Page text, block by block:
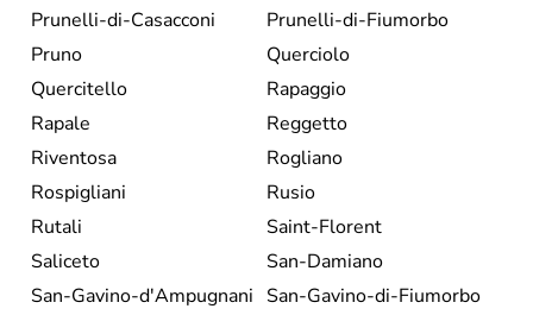
Prunelli-di-Casacconi
Prunelli-di-Fiumorbo
Pruno
Querciolo
Quercitello
Rapaggio
Rapale
Reggetto
Riventosa
Rogliano
Rospigliani
Rusio
Rutali
Saint-Florent
Saliceto
San-Damiano
San-Gavino-d'Ampugnani San-Gavino-di-Fiumorbo